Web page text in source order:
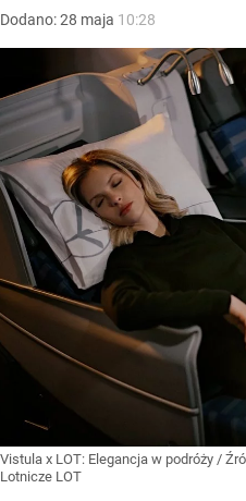
Dodano:28 maja 10:28
Vistula x LOT: Elegancja w podróży /
Lotnicze LOT